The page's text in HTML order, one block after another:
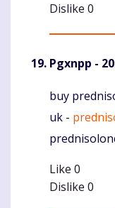
Dislike 0
Pgxnpp -
Komentaras
buy
uk -
Like 0
Dislike 0